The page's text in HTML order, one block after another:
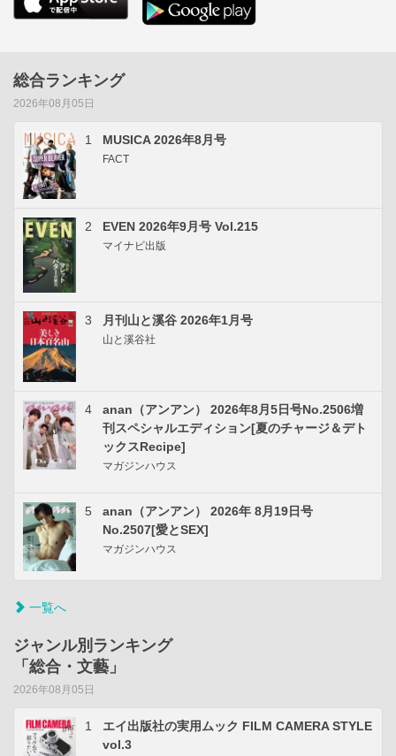
総合ランキング
2026年08月05日
1 MUSICA 2026年8月号
FACT
2 EVEN 2026年9月号 Vol.215
マイナビ出版
3 月刊山と溪谷 2026年1月号
山と溪谷社
4
anan（アンアン） 2026年8月5日号No.2506増
刊スペシャルエディション[夏のチャージ＆デト
ックスRecipe]
マガジンハウス
5
anan（アンアン） 2026年 8月19日号
No.2507[愛とSEX]
マガジンハウス
一覧へ
ジャンル別ランキング
「総合・文藝」
2026年08月05日
1
エイ出版社の実用ムック FILM CAMERA STYLE
vol.3